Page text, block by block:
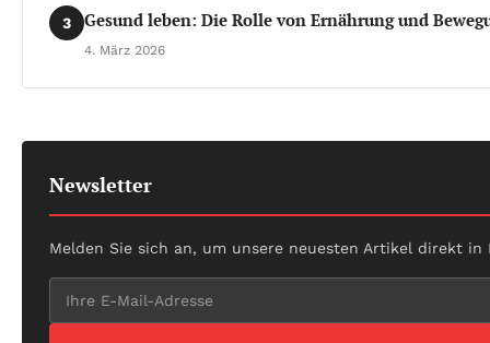
3 Gesund leben: Die Rolle von Ernährung und
4. März 2026
Newsletter
Melden Sie sich an, um unsere neuesten Artikel direkt